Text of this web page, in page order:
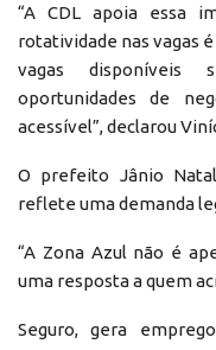
“A CDL apoia essa
rotatividade nas vagas
vagas disponíveis
oportunidades de
acessível”, declarou
O prefeito Jânio
reflete uma demanda
“A Zona Azul não é
uma resposta a quem
Seguro, gera